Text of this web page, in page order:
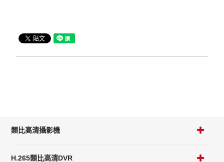
類比高清攝影機
H.265類比高清DVR